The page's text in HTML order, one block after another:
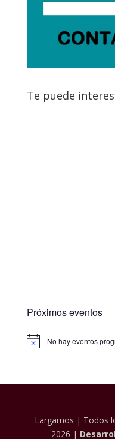
Te puede
Próximos eventos
No hay eventos
Largamos | Todos
2026 |